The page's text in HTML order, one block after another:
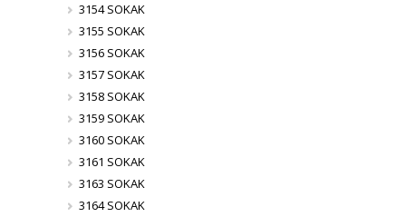
3154 SOKAK
3155 SOKAK
3156 SOKAK
3157 SOKAK
3158 SOKAK
3159 SOKAK
3160 SOKAK
3161 SOKAK
3163 SOKAK
3164 SOKAK